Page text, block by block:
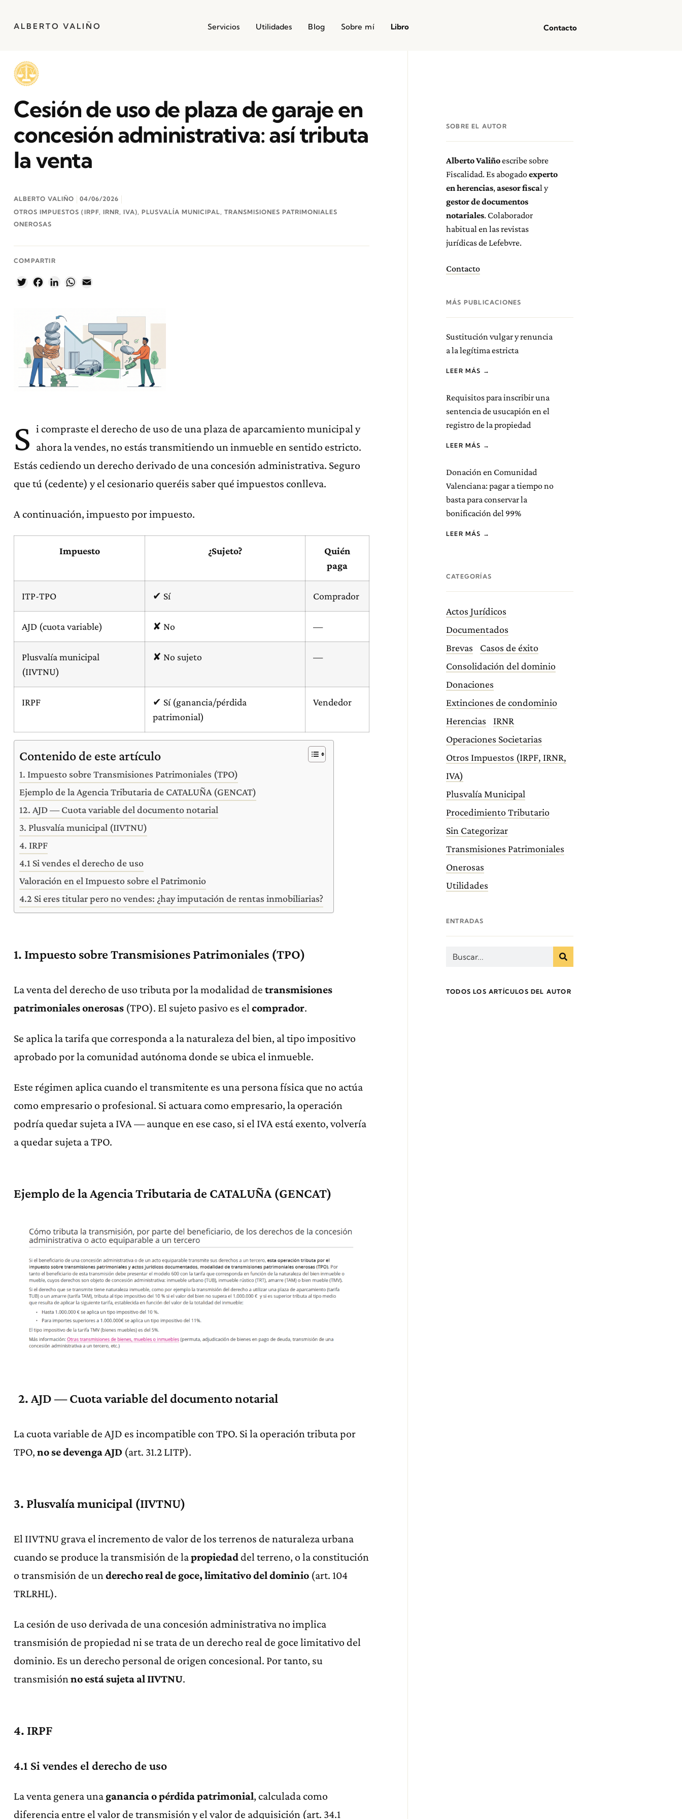
ALBERTO VALIÑO Servicios Utilidades Blog Sobre mí Libro Contacto
Cesión de uso de plaza de garaje en
concesión administrativa: así tributa
la venta
ALBERTO VALIÑO
04/06/2026
OTROS IMPUESTOS (IRPF, IRNR, IVA), PLUSVALÍA MUNICIPAL, TRANSMISIONES PATRIMONIALES
ONEROSAS
COMPARTIR
TwitterFacebookLinkedInWhatsApp
S i compraste el derecho de uso de una plaza de aparcamiento municipal y
ahora la vendes, no estás transmitiendo un inmueble en sentido estricto.
Estás cediendo un derecho derivado de una concesión administrativa. Seguro
que tú (cedente) y el cesionario queréis saber qué impuestos conlleva.
A continuación, impuesto por impuesto.
Impuesto ¿Sujeto?
Quién
paga
ITP-TPO ✔ Sí Comprador
AJD (cuota variable) ✘ No —
Plusvalía municipal
(IIVTNU)
✘ No sujeto —
IRPF
✔ Sí (ganancia/pérdida
patrimonial)
Vendedor
Contenido de este artículo
1. Impuesto sobre Transmisiones Patrimoniales (TPO)
Ejemplo de la Agencia Tributaria de CATALUÑA (GENCAT)
12. AJD — Cuota variable del documento notarial
3. Plusvalía municipal (IIVTNU)
4. IRPF
4.1 Si vendes el derecho de uso
Valoración en el Impuesto sobre el Patrimonio
4.2 Si eres titular pero no vendes: ¿hay imputación de rentas inmobiliarias?
1. Impuesto sobre Transmisiones Patrimoniales (TPO)
La venta del derecho de uso tributa por la modalidad de transmisiones
patrimoniales onerosas (TPO). El sujeto pasivo es el comprador.
Se aplica la tarifa que corresponda a la naturaleza del bien, al tipo impositivo
aprobado por la comunidad autónoma donde se ubica el inmueble.
Este régimen aplica cuando el transmitente es una persona física que no actúa
como empresario o profesional. Si actuara como empresario, la operación
podría quedar sujeta a IVA — aunque en ese caso, si el IVA está exento, volvería
a quedar sujeta a TPO.
Ejemplo de la Agencia Tributaria de CATALUÑA (GENCAT)
2. AJD — Cuota variable del documento notarial
La cuota variable de AJD es incompatible con TPO. Si la operación tributa por
TPO, no se devenga AJD (art. 31.2 LITP).
3. Plusvalía municipal (IIVTNU)
El IIVTNU grava el incremento de valor de los terrenos de naturaleza urbana
cuando se produce la transmisión de lapropiedaddel terreno, o la constitución
o transmisión de un derecho real de goce, limitativo del dominio (art. 104
TRLRHL).
La cesión de uso derivada de una concesión administrativa no implica
transmisión de propiedad ni se trata de un derecho real de goce limitativo del
dominio. Es un derecho personal de origen concesional. Por tanto, su
transmisión no está sujeta al IIVTNU.
4. IRPF
4.1 Si vendes el derecho de uso
La venta genera una ganancia o pérdida patrimonial, calculada como
diferencia entre el valor de transmisión y el valor de adquisición (art. 34.1
SOBRE EL AUTOR
Alberto Valiñoescribe sobre
Fiscalidad. Es abogadoexperto
en herencias,asesor fiscal y
gestor de documentos
notariales. Colaborador
habitual en las revistas
jurídicas de Lefebvre.
Contacto
MÁS PUBLICACIONES
Sustitución vulgar y renuncia
a la legítima estricta
LEER MÁS →
Requisitos para inscribir una
sentencia de usucapión en el
registro de la propiedad
LEER MÁS →
Donación en Comunidad
Valenciana: pagar a tiempo no
basta para conservar la
bonificación del 99%
LEER MÁS →
CATEGORÍAS
Actos Jurídicos
Documentados
Brevas
Casos de éxito
Consolidación del dominio
Donaciones
Extinciones de condominio
Herencias
IRNR
Operaciones Societarias
Otros Impuestos (IRPF, IRNR,
IVA)
Plusvalía Municipal
Procedimiento Tributario
Sin Categorizar
Transmisiones Patrimoniales
Onerosas
Utilidades
ENTRADAS
TODOS LOS ARTÍCULOS DEL AUTOR